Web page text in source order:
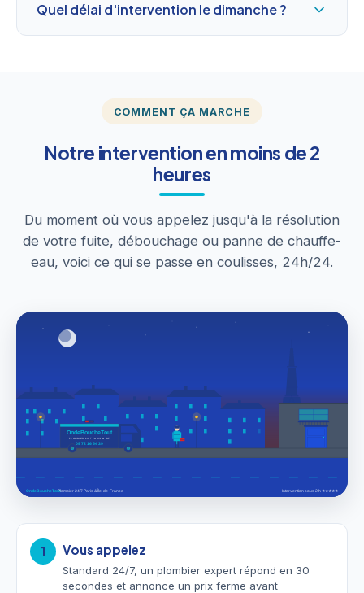
Quel délai d'intervention le dimanche ?
COMMENT ÇA MARCHE
Notre intervention en moins de 2
heures
Du moment où vous appelez jusqu'à la résolution
de votre fuite, débouchage ou panne de chauffe-
eau, voici ce qui se passe en coulisses, 24h/24.
1 Vous appelez
Standard 24/7, un plombier expert répond en 30
secondes et annonce un prix ferme avant